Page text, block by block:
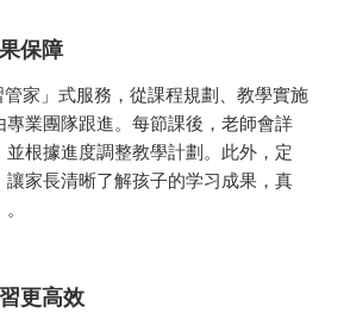
保障
家」式服務，從課程規劃、教學實施
業團隊跟進。每節課後，老師會詳
根據進度調整教學計劃。此外，定
家長清晰了解孩子的学习成果，真
更高效